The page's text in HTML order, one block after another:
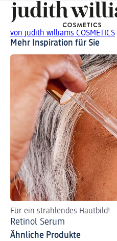
von judith williams COSMETICS
Mehr Inspiration für Sie
Für ein strahlendes Hautbild!
Retinol Serum
Ähnliche Produkte